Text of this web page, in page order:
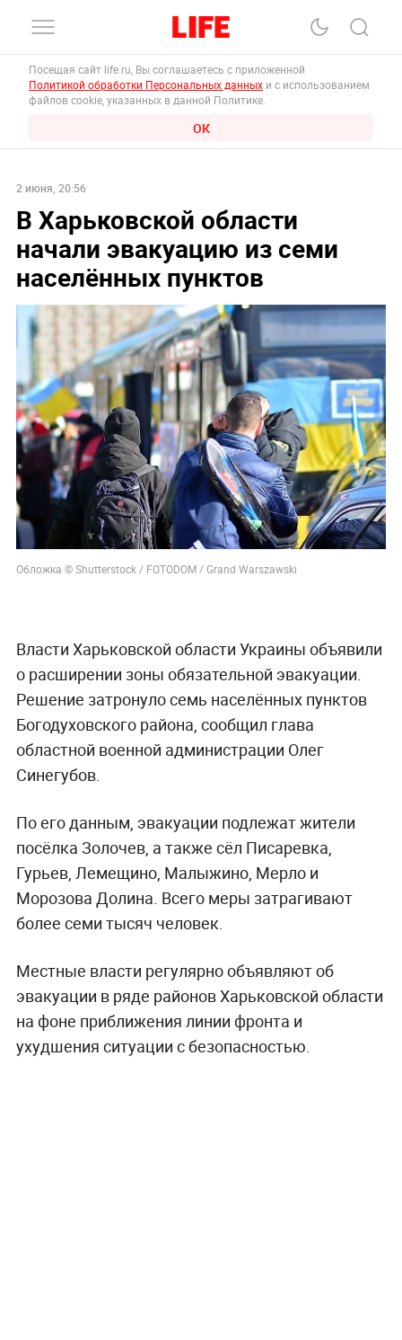
Посещая сайт life.ru, Вы соглашаетесь с приложенной
Политикой обработки Персональных данных и с использованием
файлов cookie, указанных в данной Политике.
ОК
2 июня, 20:56
В Харьковской области
начали эвакуацию из семи
населённых пунктов
Обложка © Shutterstock / FOTODOM / Grand Warszawski
Власти Харьковской области Украины объявили
о расширении зоны обязательной эвакуации.
Решение затронуло семь населённых пунктов
Богодуховского района, сообщил глава
областной военной администрации Олег
Синегубов.
По его данным, эвакуации подлежат жители
посёлка Золочев, а также сёл Писаревка,
Гурьев, Лемещино, Малыжино, Мерло и
Морозова Долина. Всего меры затрагивают
более семи тысяч человек.
Местные власти регулярно объявляют об
эвакуации в ряде районов Харьковской области
на фоне приближения линии фронта и
ухудшения ситуации с безопасностью.